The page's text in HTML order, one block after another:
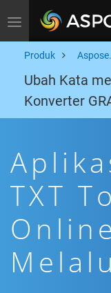
Toggle navigation
Produk
Ubah Kata
Konverter
TXT